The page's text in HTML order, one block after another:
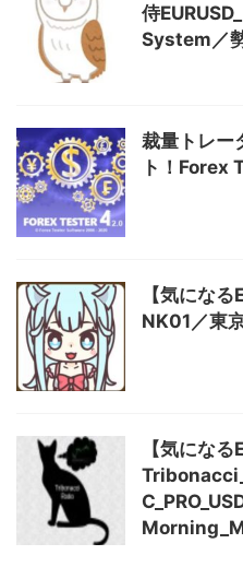
侍
System／
裁量トレー
ト！Forex
【気にな
NK01／東
【気になる